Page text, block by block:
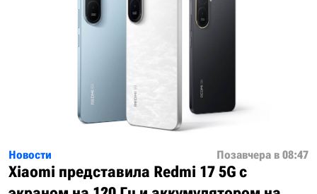
Новости Позавчера в 08:47
Xiaomi представила Redmi 17 5G с